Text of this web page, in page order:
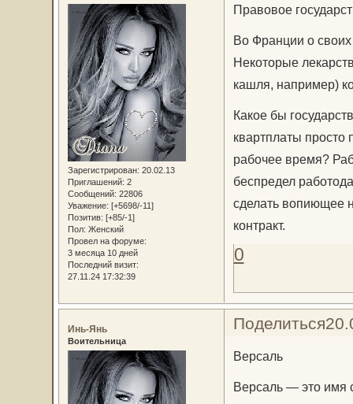
Зарегистрирован: 20.02.13
Приглашений: 2
Сообщений: 22806
Уважение: [+5698/-11]
Позитив: [+85/-1]
Пол: Женский
Провел на форуме:
3 месяца 10 дней
Последний визит:
27.11.24 17:32:39
Правовое
Во Франции о своих
Некоторые
кашля, например)
Какое бы
квартплаты просто
рабочее время?
беспредел
сделать вопиющее
контракт.
0
Поделиться
Инь-Янь
Воительница
Версаль
Версаль — это имя